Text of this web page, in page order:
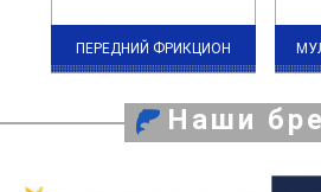
ПЕРЕДНИЙ ФРИКЦИОН
Наши